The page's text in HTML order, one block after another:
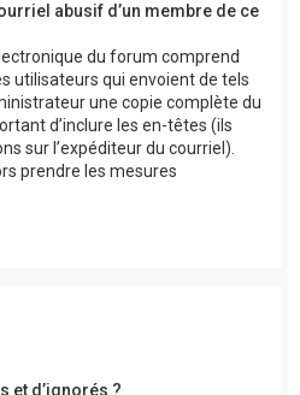
abusif d’un membre de ce
du forum comprend
utilisateurs qui envoient de tels
une copie complète du
d’inclure les en-têtes (ils
sur l’expéditeur du courriel).
prendre les mesures
et d’ignorés ?